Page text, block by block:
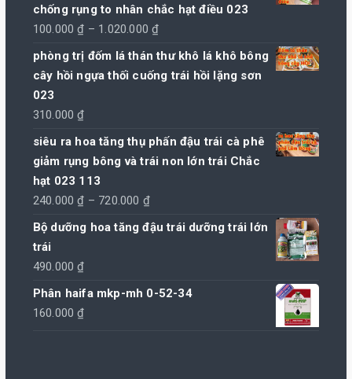
chống rụng to nhân chắc hạt điều 023
100.000₫ – 1.020.000₫Khoảng
giá:
phòng trị đốm lá thán thư khô lá khô bông
cây hồi ngựa thối cuống trái hồi lặng sơn
023
310.000₫
siêu ra hoa tăng thụ phấn đậu trái cà phê
giảm rụng bông và trái non lớn trái Chắc
hạt 023 113
240.000₫ – 720.000 ₫Khoảng
giá:
720.000 ₫
Bộ dưỡng hoa tăng đậu trái dưỡng trái lớn
trái
490.000₫
Phân haifa mkp-mh 0-52-34
160.000₫